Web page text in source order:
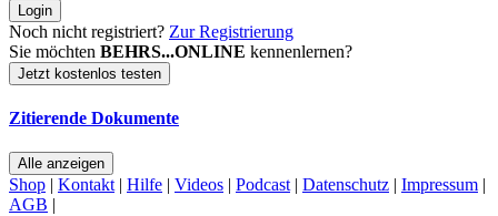
Login
Noch nicht registriert? Zur Registrierung
Sie möchten BEHRS...ONLINE kennenlernen?
Jetzt kostenlos testen
Zitierende Dokumente
Alle anzeigen
Shop | Kontakt | Hilfe | Videos | Podcast | Datenschutz | Impressum |
AGB |